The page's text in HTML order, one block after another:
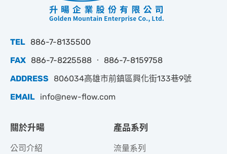
TEL 886-7-8135500
FAX 886-7-8225588 ‧ 886-7-8159758
ADDRESS
806034高雄市前鎮區興化街133巷9號
EMAIL info@new-flow.com
關於升暘
公司介紹
產品系列
流量系列